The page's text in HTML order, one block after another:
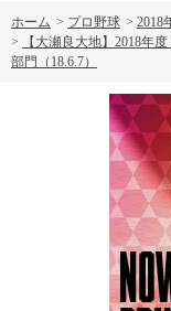
ホーム > プロ野球 > 2018
>
【大瀬良大地】2018年
部門（18.6.7）